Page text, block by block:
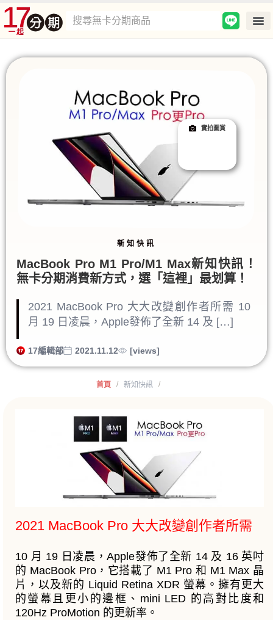
新知快訊
MacBook Pro M1 Pro/M1 Max新知快訊！
無卡分期消費新方式，選「這裡」最划算！
2021 MacBook Pro 大大改變創作者所需 10
月 19 日凌晨，Apple發佈了全新 14 及 […]
17編輯部 2021.11.12 [views]
實拍圖賞
首頁 / 新知快訊 /
2021 MacBook Pro 大大改變創作者所需
10 月 19 日凌晨，Apple發佈了全新 14 及 16 英吋
的 MacBook Pro，它搭載了 M1 Pro 和 M1 Max 晶
片，以及新的 Liquid Retina XDR 螢幕。擁有更大
的螢幕且更小的邊框、mini LED 的高對比度和
120Hz ProMotion 的更新率。